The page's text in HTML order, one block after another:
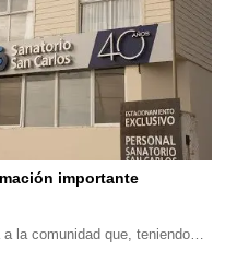
importante
la comunidad que, teniendo…